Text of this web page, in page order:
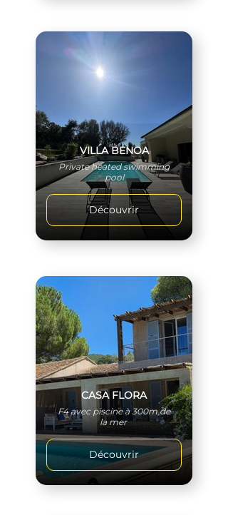
VILLA BENOA
Private heated swimming
pool
Découvrir
CASA FLORA
F4 avec piscine à 300m de
la mer
Découvrir